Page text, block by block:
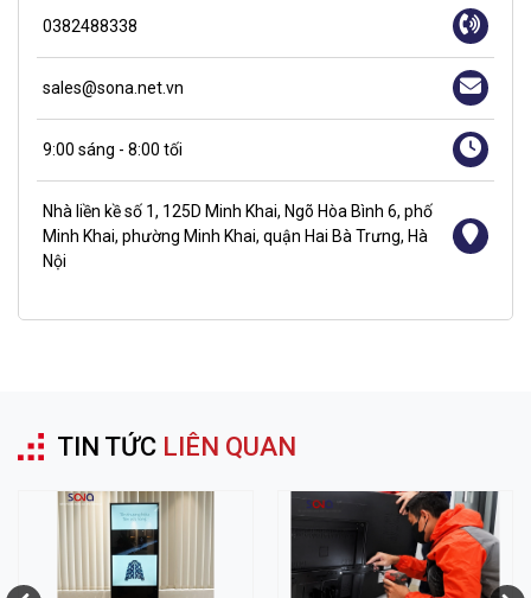
0382488338
sales@sona.net.vn
9:00 sáng - 8:00 tối
Nhà liền kề số 1, 125D Minh Khai, Ngõ Hòa Bình 6, phố
Minh Khai, phường Minh Khai, quận Hai Bà Trưng, Hà
Nội
TIN TỨC LIÊN QUAN